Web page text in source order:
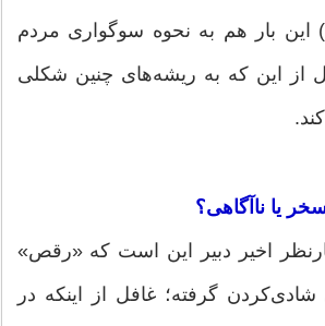
داشت) این بار هم به نحوه سوگواری مردم
از این که به ریشه‌های چنین شکلی
یا ناآگاهی؟
اخیر دبیر این است که «رقص»
گرفته؛ غافل از اینکه در